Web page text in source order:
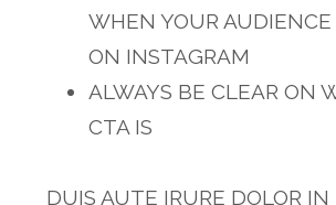
WHEN YOUR AUDIENCE
ON INSTAGRAM
ALWAYS BE CLEAR ON
CTA IS
DUIS AUTE IRURE DOLOR IN